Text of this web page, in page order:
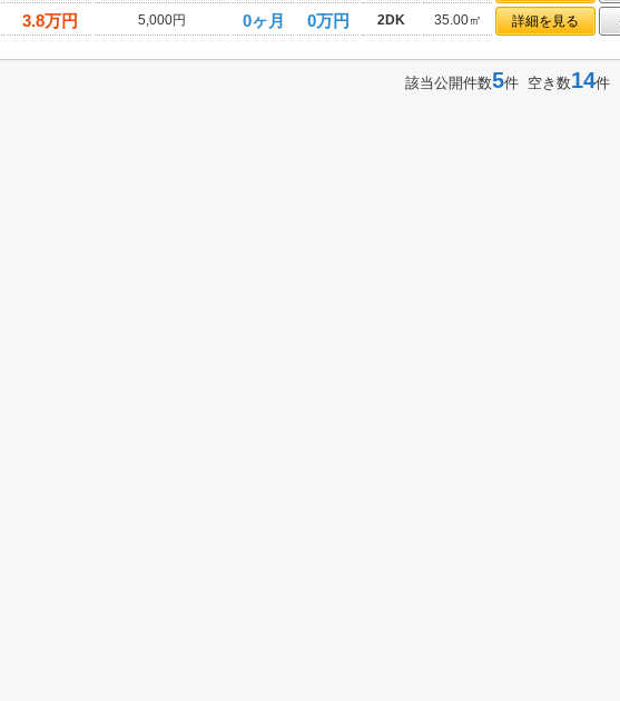
3.8万円 5,000円 0ヶ月 0万円 2DK 35.00㎡ 詳細を見る
該当公開件数5件 空き数14件